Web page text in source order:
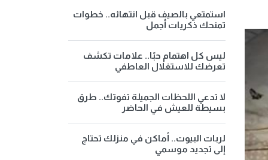
استمتعي بالصيف قبل انتهائه.. خطوات
تمنحك ذكريات أجمل
ليس كل اهتمام حبًا.. علامات تكشف
تعرضك للاستغلال العاطفي
لا تدعي اللحظات الجميلة تفوتك.. طرق
بسيطة للعيش في الحاضر
لربات البيوت.. أماكن في منزلك تحتاج
إلى تجديد موسمي